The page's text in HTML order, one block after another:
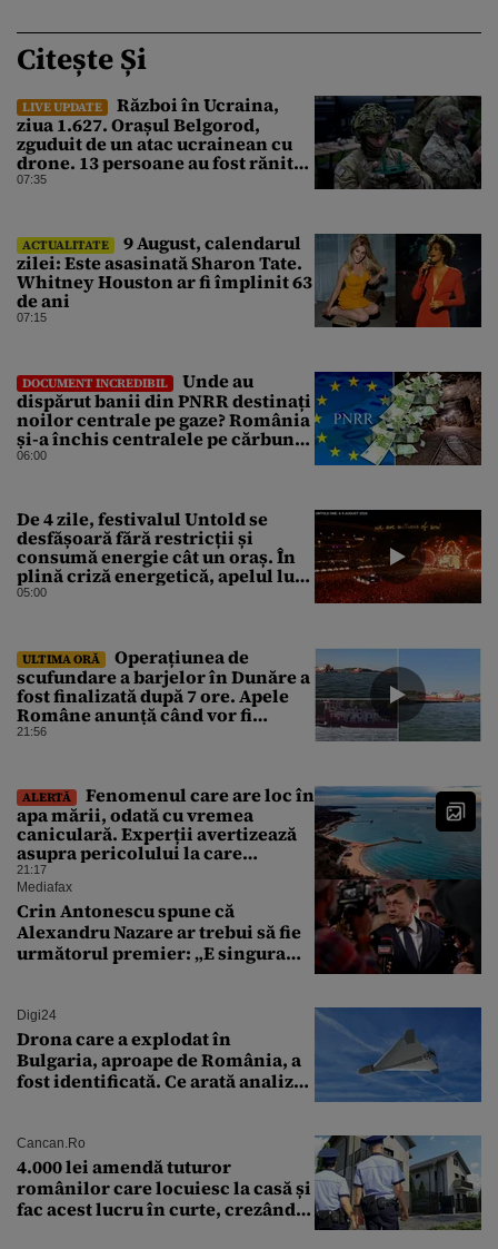
Citește Și
LIVE UPDATE
Război în Ucraina,
ziua 1.627. Orașul Belgorod,
zguduit de un atac ucrainean cu
drone. 13 persoane au fost rănite
și mai multe clădiri, incendiate
07:35
ACTUALITATE
9 August, calendarul
zilei: Este asasinată Sharon Tate.
Whitney Houston ar fi împlinit 63
de ani
07:15
DOCUMENT INCREDIBIL
Unde au
dispărut banii din PNRR destinați
noilor centrale pe gaze? România
și-a închis centralele pe cărbune
în ritm galopant, dar nu a pus
06:00
De 4 zile, festivalul Untold se
desfășoară fără restricții și
consumă energie cât un oraș. În
plină criză energetică, apelul lui
Bolojan de economisire a
partid, Emil Boc
05:00
ULTIMA ORĂ
Operațiunea de
scufundare a barjelor în Dunăre a
fost finalizată după 7 ore. Apele
Române anunță când vor fi
simțite efectele
21:56
ALERTĂ
Fenomenul care are loc în
apa mării, odată cu vremea
caniculară. Experții avertizează
asupra pericolului la care
oamenii pot fi expuși
21:17
Mediafax
Crin Antonescu spune că
Alexandru Nazare ar trebui să fie
următorul premier: „E singura
Digi24
Drona care a explodat în
Bulgaria, aproape de România, a
fost identificată. Ce arată analiza
Cancan.ro
4.000 lei amendă tuturor
românilor care locuiesc la casă și
fac acest lucru în curte, crezând